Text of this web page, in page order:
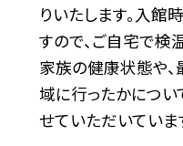
りいたします。入館
すので、ご自宅で検
家族の健康状態や
域に行ったかにつ
せていただいていま